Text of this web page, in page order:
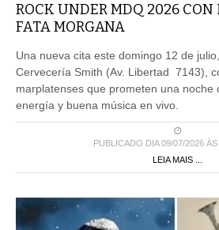
ROCK UNDER MDQ 2026 CON
FATA MORGANA
Una nueva cita este domingo 12 de
Cervecería Smith (Av. Libertad 7143),
marplatenses que prometen una noche
energía y buena música en vivo.
PUBLICADO DIA 09/07/2026
LEIA MAIS ...